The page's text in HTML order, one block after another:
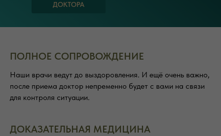
ДОКТОРА
ПОЛНОЕ СОПРОВОЖДЕНИЕ
Наши врачи ведут до выздоровления. И ещё очень важно,
после приема доктор непременно будет с вами на связи
для контроля ситуации.
ДОКАЗАТЕЛЬНАЯ МЕДИЦИНА